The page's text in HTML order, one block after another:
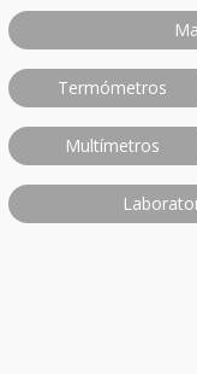
Termómetros
Multímetros